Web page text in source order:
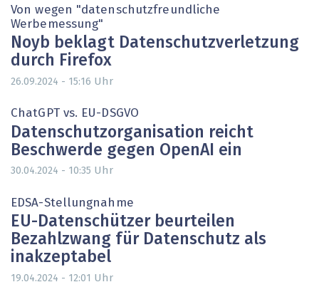
Von wegen "datenschutzfreundliche
Werbemessung"
Noyb beklagt Datenschutzverletzung
durch Firefox
26.09.2024 - 15:16 Uhr
ChatGPT vs. EU-DSGVO
Datenschutzorganisation reicht
Beschwerde gegen OpenAI ein
30.04.2024 - 10:35 Uhr
EDSA-Stellungnahme
EU-Datenschützer beurteilen
Bezahlzwang für Datenschutz als
inakzeptabel
19.04.2024 - 12:01 Uhr